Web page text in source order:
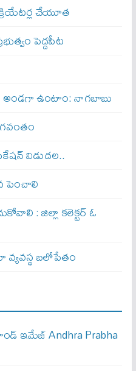
చేయూత
పెద్దపీట
అండగా ఉంటాం: నాగబాబు
విడుదల..
పెంచాలి
: జిల్లా కలెక్టర్ ఓ
బలోపేతం
ఇమేజ్ Andhra Prabha